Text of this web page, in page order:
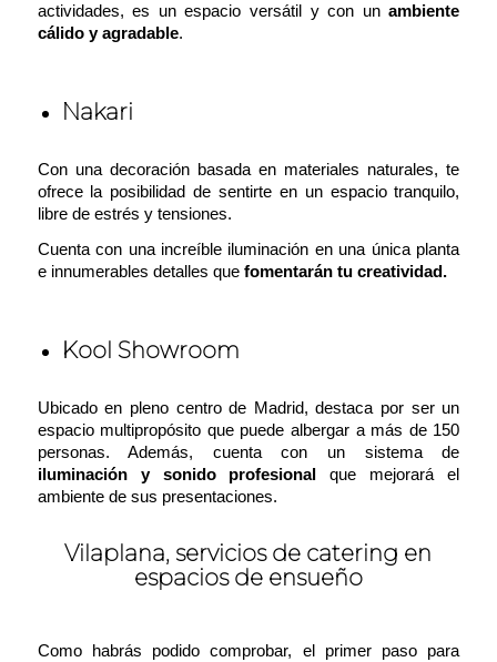
actividades, es un espacio versátil y con unambiente
cálido y agradable.
Nakari
Con una decoración basada en materiales naturales, te
ofrece la posibilidad de sentirte en un espacio tranquilo,
libre de estrés y tensiones.
Cuenta con una increíble iluminación en una única planta
e innumerables detalles que fomentarán tu creatividad.
Kool Showroom
Ubicado en pleno centro de Madrid, destaca por ser un
espacio multipropósito que puede albergar a más de 150
personas. Además, cuenta con un sistema de
iluminación y sonido profesionalque mejorará el
ambiente de sus presentaciones.
Vilaplana, servicios de catering en
espacios de ensueño
Como habrás podido comprobar, el primer paso para